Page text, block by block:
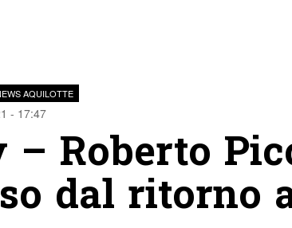
AQUILOTTE
- 17:47
– Roberto
dal ritorno